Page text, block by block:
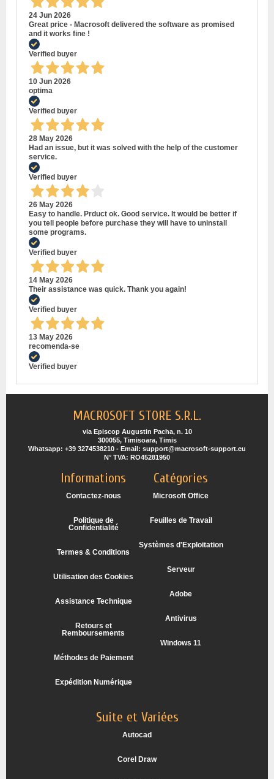
24 Jun 2026
Great price - Macrosoft delivered the software as promised
and it works fine !
Verified buyer
10 Jun 2026
optima
Verified buyer
28 May 2026
Had an issue, but it was solved with the help of the customer
service.
Verified buyer
26 May 2026
Easy to handle. Prduct ok. Good service. It would be better if
you tell people before purchase they will have to uninstall
some programs.
Verified buyer
14 May 2026
Their assistance was quick. Thank you again!
Verified buyer
13 May 2026
recomenda-se
Verified buyer
MACROSOFT STORE S.R.L.
via Episcop Augustin Pacha, n. 10
300055, Timisoara, Timis
Whatsapp: +39 3274538210 - Email: support@macrosoft-support.eu
N° TVA: RO45281950
Informations
Contactez-nous
Politique de
Confidentialité
Termes & Conditions
Utilisation des Cookies
Assistance Technique
Retours et
Remboursements
Méthodes de Paiement
Expédition Numérique
Catégories
Microsoft Office
Feuilles de Travail
Systèmes d'Exploitation
Serveur
Adobe
Antivirus
Windows 11
Suite et Variées
Autocad
Corel Draw